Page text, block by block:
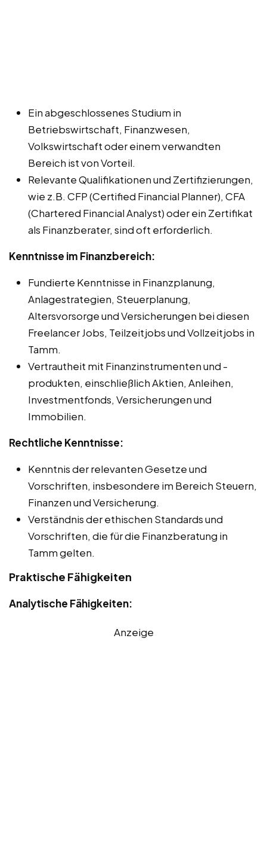
Ein abgeschlossenes Studium in
Betriebswirtschaft, Finanzwesen,
Volkswirtschaft oder einem verwandten
Bereich ist von Vorteil.
Relevante Qualifikationen und Zertifizierungen,
wie z.B. CFP (Certified Financial Planner), CFA
(Chartered Financial Analyst) oder ein Zertifikat
als Finanzberater, sind oft erforderlich.
Kenntnisse im Finanzbereich:
Fundierte Kenntnisse in Finanzplanung,
Anlagestrategien, Steuerplanung,
Altersvorsorge und Versicherungen bei diesen
Freelancer Jobs, Teilzeitjobs und Vollzeitjobs in
Tamm.
Vertrautheit mit Finanzinstrumenten und -
produkten, einschließlich Aktien, Anleihen,
Investmentfonds, Versicherungen und
Immobilien.
Rechtliche Kenntnisse:
Kenntnis der relevanten Gesetze und
Vorschriften, insbesondere im Bereich Steuern,
Finanzen und Versicherung.
Verständnis der ethischen Standards und
Vorschriften, die für die Finanzberatung in
Tamm gelten.
Praktische Fähigkeiten
Analytische Fähigkeiten:
Anzeige